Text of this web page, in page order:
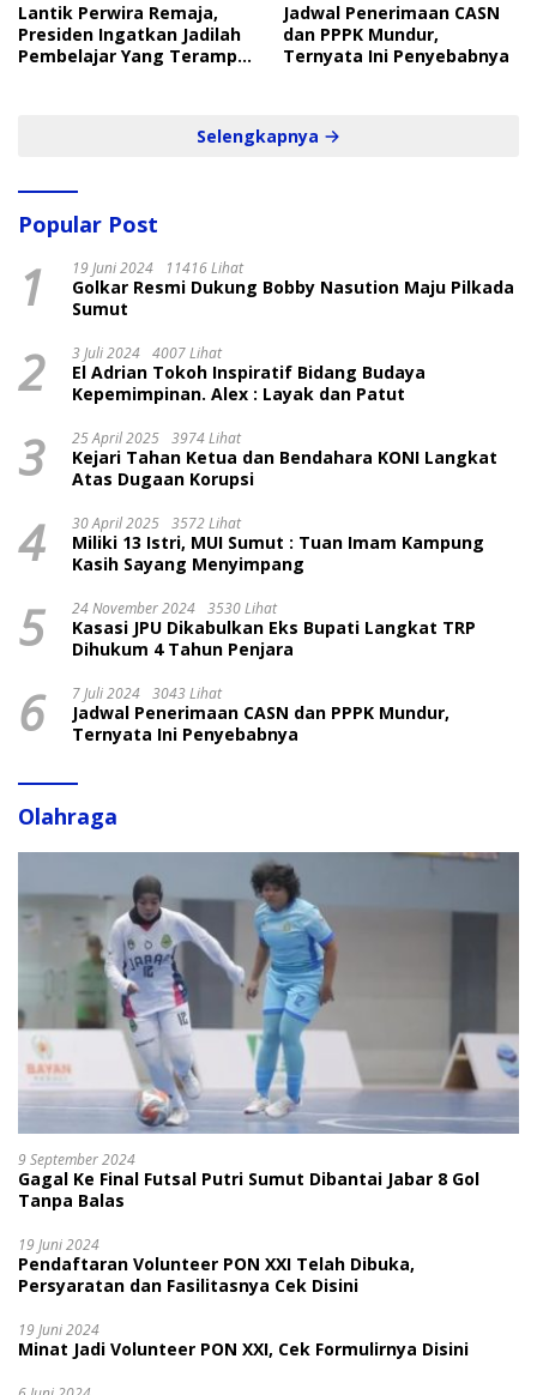
Lantik Perwira Remaja,
Presiden Ingatkan Jadilah
Pembelajar Yang Terampil
Jadwal Penerimaan CASN
dan PPPK Mundur,
Ternyata Ini Penyebabnya
Selengkapnya
Popular Post
1 19 Juni 2024 11416 Lihat
Golkar Resmi Dukung Bobby Nasution Maju Pilkada
Sumut
2 3 Juli 2024 4007 Lihat
El Adrian Tokoh Inspiratif Bidang Budaya
Kepemimpinan. Alex : Layak dan Patut
3 25 April 2025 3974 Lihat
Kejari Tahan Ketua dan Bendahara KONI Langkat
Atas Dugaan Korupsi
4 30 April 2025 3572 Lihat
Miliki 13 Istri, MUI Sumut : Tuan Imam Kampung
Kasih Sayang Menyimpang
5 24 November 2024 3530 Lihat
Kasasi JPU Dikabulkan Eks Bupati Langkat TRP
Dihukum 4 Tahun Penjara
6 7 Juli 2024 3043 Lihat
Jadwal Penerimaan CASN dan PPPK Mundur,
Ternyata Ini Penyebabnya
Olahraga
9 September 2024
Gagal Ke Final Futsal Putri Sumut Dibantai Jabar 8 Gol
Tanpa Balas
19 Juni 2024
Pendaftaran Volunteer PON XXI Telah Dibuka,
Persyaratan dan Fasilitasnya Cek Disini
19 Juni 2024
Minat Jadi Volunteer PON XXI, Cek Formulirnya Disini